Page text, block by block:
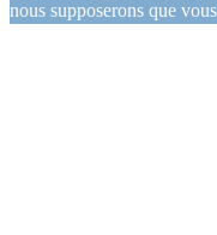
nous supposerons que